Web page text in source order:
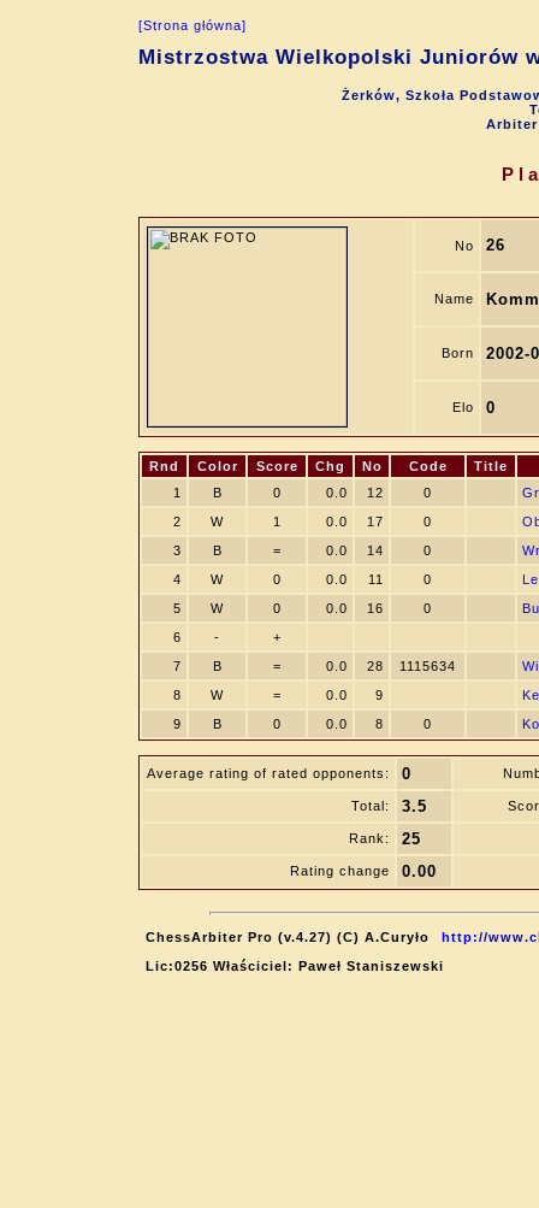
[Strona główna]
Mistrzostwa Wielkopolski Juniorów
Żerków, Szkoła
No 26
Name
Born 2002-
Elo 0
Rnd Color Score Chg No Code
Title
1
B 0 0.0 12 0
2
W 1 0.0 17 0
3
B = 0.0 14 0
4
W 0 0.0 11 0
5
W 0 0.0 16 0
6
-
+
7
B = 0.0 28 1115634
8
W = 0.0 9
9
B 0 0.0 8 0
Average rating of rated opponents: 0
Total: 3.5
Rank: 25
Rating change 0.00
ChessArbiter Pro (v.4.27) (C) A.Curyło
http://
Lic:0256 Właściciel: Paweł Staniszewski